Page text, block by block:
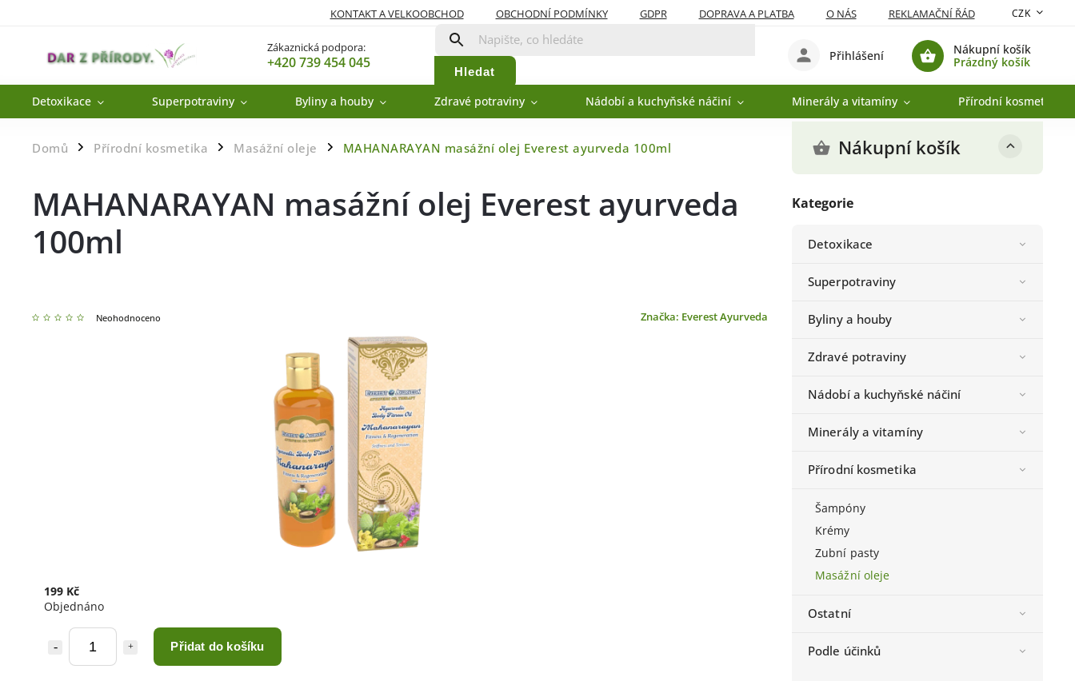
KONTAKT A VELKOOBCHOD OBCHODNÍ PODMÍNKY GDPR DOPRAVA A PLATBA O NÁS REKLAMAČNÍ ŘÁD CZK
Zákaznická podpora:
+420 739 454 045
Hledat
Nákupní košík
Prázdný košík
Přihlášení
Detoxikace Superpotraviny Byliny a houby Zdravé potraviny Nádobí a kuchyňské náčiní Minerály a vitamíny Přírodní kosmetika
Domů / Přírodní kosmetika / Masážní oleje / MAHANARAYAN masážní olej Everest ayurveda 100ml Nákupní košík
Kategorie
Detoxikace
Superpotraviny
Byliny a houby
Zdravé potraviny
Nádobí a kuchyňské náčiní
Minerály a vitamíny
Přírodní kosmetika
Šampóny
Krémy
Zubní pasty
Masážní oleje
Ostatní
Podle účinků
MAHANARAYAN masážní olej Everest ayurveda
100ml
Neohodnoceno Značka: Everest Ayurveda
199 Kč
Objednáno
Přidat do košíku